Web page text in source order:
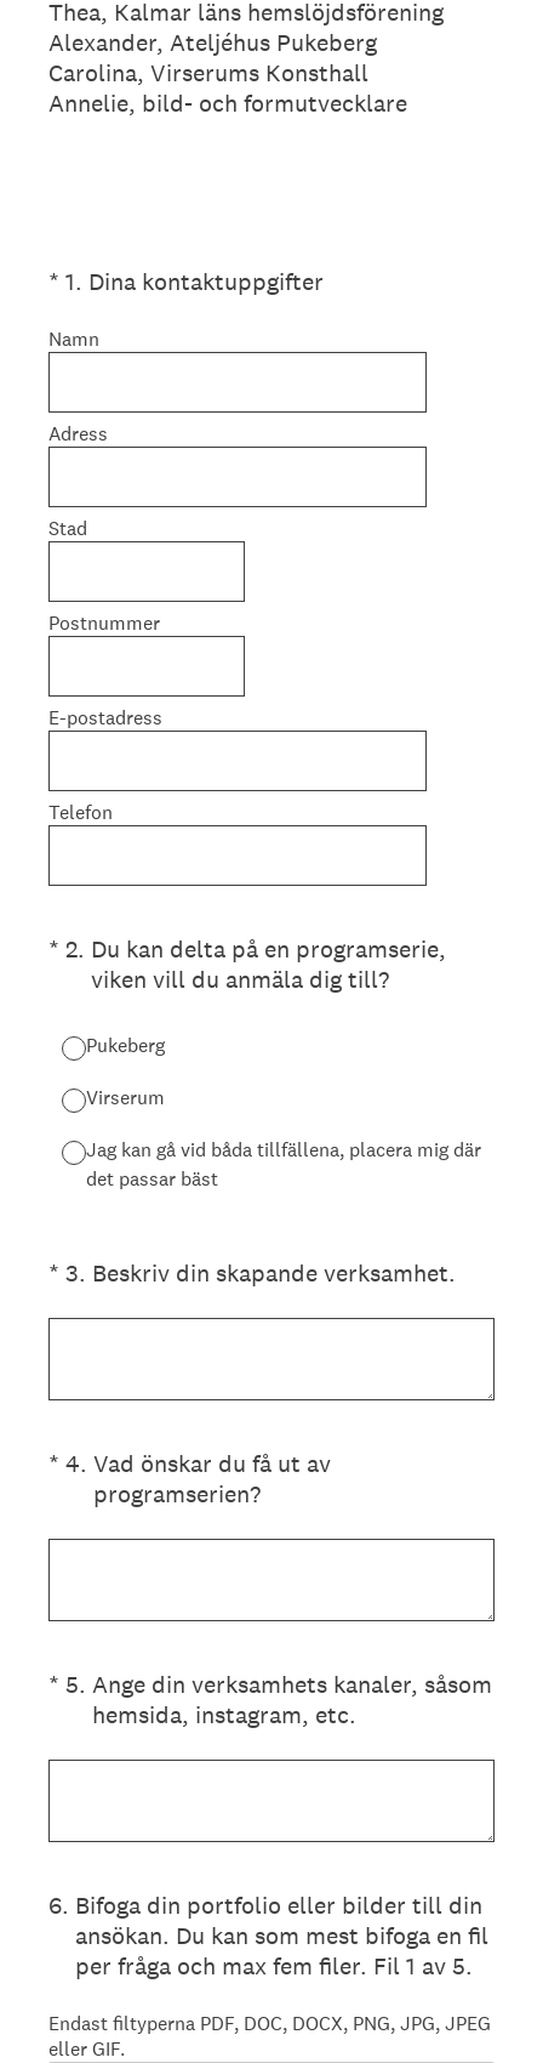
Thea, Kalmar läns hemslöjdsförening
Alexander, Ateljéhus Pukeberg
Carolina, Virserums Konsthall
Annelie, bild- och formutvecklare
* 1. Dina kontaktuppgifter
(Obligatoriskt)
Namn
Adress
Stad
Postnummer
E-postadress
Telefon
* 2. Du kan delta på en programserie,
viken vill du anmäla dig till?
(Obligatoriskt)
Pukeberg
Virserum
Jag kan gå vid båda tillfällena, placera mig där
det passar bäst
* 3. Beskriv din skapande verksamhet.
(Obligatoriskt)
* 4. Vad önskar du få ut av
programserien?
(Obligatoriskt)
* 5. Ange din verksamhets kanaler, såsom
hemsida, instagram, etc.
(Obligatoriskt)
6. Bifoga din portfolio eller bilder till din
ansökan. Du kan som mest bifoga en fil
per fråga och max fem filer. Fil 1 av 5.
Endast filtyperna PDF, DOC, DOCX, PNG, JPG, JPEG
eller GIF.